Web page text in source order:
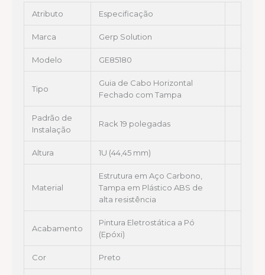
Atributo Especificação
Marca Gerp Solution
Modelo GE85180
Tipo
Guia de Cabo Horizontal
Fechado com Tampa
Padrão de
Instalação
Rack 19 polegadas
Altura 1U (44,45 mm)
Material
Estrutura em Aço Carbono,
Tampa em Plástico ABS de
alta resistência
Acabamento
Pintura Eletrostática a Pó
(Epóxi)
Cor Preto